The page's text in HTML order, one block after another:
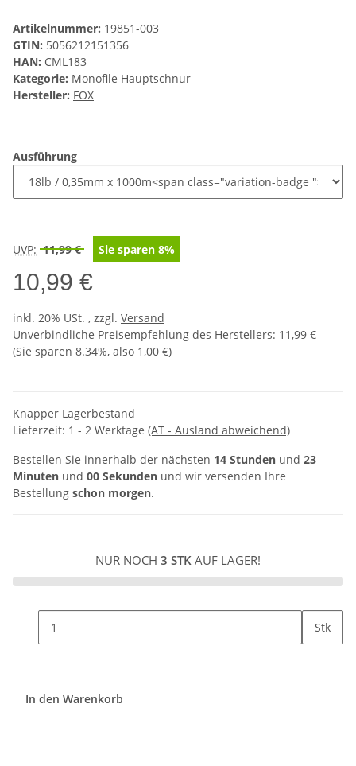
Artikelnummer: 19851-003
GTIN: 5056212151356
HAN: CML183
Kategorie: Monofile Hauptschnur
Hersteller: FOX
Ausführung
UVP: 11,99 € Sie sparen 8%
10,99 €
inkl. 20% USt. , zzgl. Versand
Unverbindliche Preisempfehlung des Herstellers: 11,99 €
(Sie sparen 8.34%, also 1,00 €)
Knapper Lagerbestand
Lieferzeit: 1 - 2 Werktage (AT - Ausland abweichend)
Bestellen Sie innerhalb der nächsten 14 Stunden und 23
Minuten und 00 Sekunden und wir versenden Ihre
Bestellung schon morgen.
NUR NOCH 3 STK AUF LAGER!
Stk
In den Warenkorb